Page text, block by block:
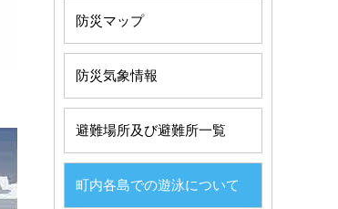
防災マップ
防災気象情報
避難場所及び避難所一覧
町内各島での遊泳について